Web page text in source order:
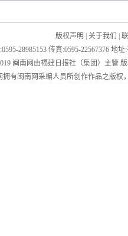
版权声明 | 关于我们 |
28985153 传真:0595-22567376 地
闽南网由福建日报社（集团）主管
拥有闽南网采编人员所创作作品之版